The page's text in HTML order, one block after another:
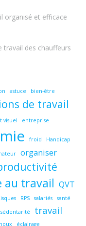
organisé et efficace
des chauffeurs
astuce bien-être
de travail
visuel entreprise
froid Handicap
organiser
au travail QVT
RPS salariés santé
sédentarité travail
éclairage